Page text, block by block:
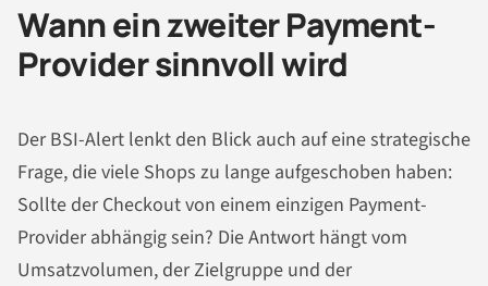
Wann ein zweiter Payment-
Provider sinnvoll wird
Der BSI-Alert lenkt den Blick auch auf eine strategische
Frage, die viele Shops zu lange aufgeschoben haben:
Sollte der Checkout von einem einzigen Payment-
Provider abhängig sein? Die Antwort hängt vom
Umsatzvolumen, der Zielgruppe und der